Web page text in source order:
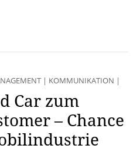
| KOMMUNIKATION |
Car zum
– Chance